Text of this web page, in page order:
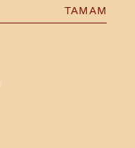
TAMAM